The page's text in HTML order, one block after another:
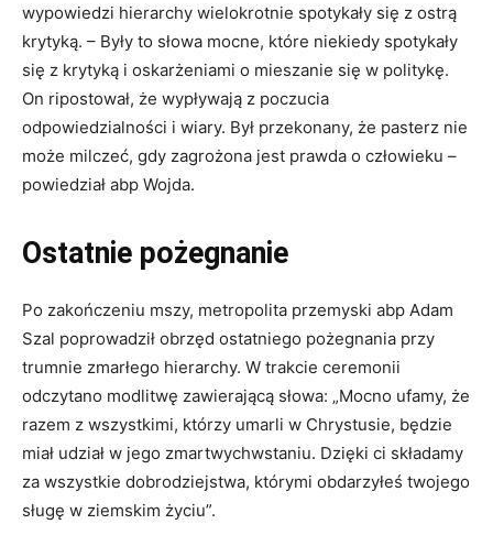
wypowiedzi hierarchy wielokrotnie spotykały się z ostrą
krytyką. – Były to słowa mocne, które niekiedy spotykały
się z krytyką i oskarżeniami o mieszanie się w politykę.
On ripostował, że wypływają z poczucia
odpowiedzialności i wiary. Był przekonany, że pasterz nie
może milczeć, gdy zagrożona jest prawda o człowieku –
powiedział abp Wojda.
Ostatnie pożegnanie
Po zakończeniu mszy, metropolita przemyski abp Adam
Szal poprowadził obrzęd ostatniego pożegnania przy
trumnie zmarłego hierarchy. W trakcie ceremonii
odczytano modlitwę zawierającą słowa: „Mocno ufamy, że
razem z wszystkimi, którzy umarli w Chrystusie, będzie
miał udział w jego zmartwychwstaniu. Dzięki ci składamy
za wszystkie dobrodziejstwa, którymi obdarzyłeś twojego
sługę w ziemskim życiu”.